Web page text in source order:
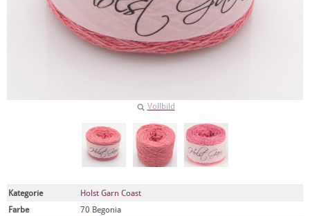
Vollbild
Kategorie
Holst Garn Coast
Farbe
70 Begonia